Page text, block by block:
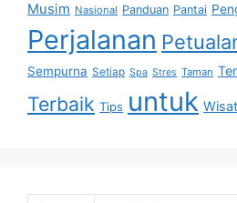
Musim Nasional Panduan Pantai
Perjalanan
Sempurna Setiap Spa Stres Taman
Terbaik Tips untuk